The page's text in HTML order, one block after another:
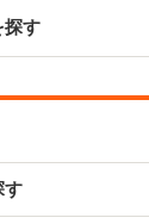
探す
す